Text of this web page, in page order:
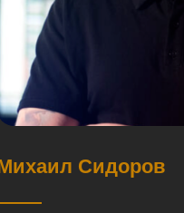
Сидоров